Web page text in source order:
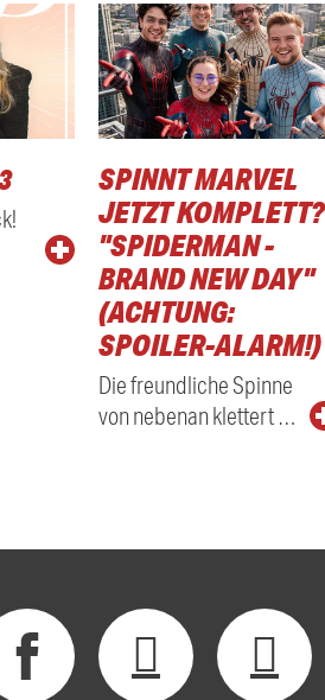
SPINNT MARVEL
JETZT KOMPLETT?
"SPIDERMAN -
BRAND NEW DAY"
(ACHTUNG:
SPOILER-ALARM!)
Die freundliche Spinne
von nebenan klettert …